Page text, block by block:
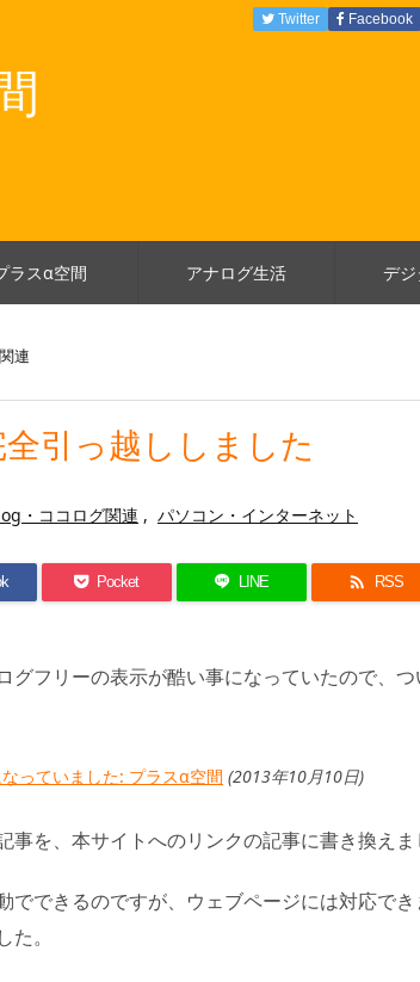
ラスα空間 アナログ生活 デ
Twitter Facebook
連
引っ越ししました
・ココログ関連 , パソコン・インターネット
Pocket LINE  RSS
グフリーの表示が酷い事になっていたので、つ
っていました: プラスα空間 (2013年10月10日)
事を、本サイトへのリンクの記事に書き換えま
でできるのですが、ウェブページには対応で
。